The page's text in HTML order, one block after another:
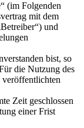
(im Folgenden
mit dem
und
bist, so
die Nutzung des
veröffentlichten
Zeit geschlossen
einer Frist